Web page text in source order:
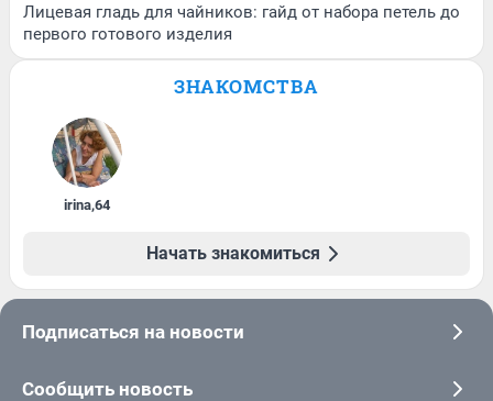
Лицевая гладь для чайников: гайд от набора петель до
первого готового изделия
ЗНАКОМСТВА
irina,64
Начать знакомиться
Подписаться на новости
Сообщить новость